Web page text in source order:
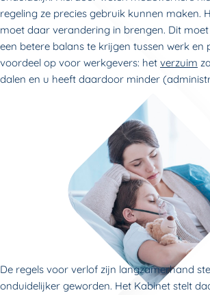
regeling ze precies gebruik kunnen maken.
moet daar verandering in brengen. Dit
een betere balans te krijgen tussen werk en
voordeel op voor werkgevers: het verzuim
dalen en u heeft daardoor minder
De regels voor verlof zijn langzamerhand
onduidelijker geworden. Het Kabinet stelt